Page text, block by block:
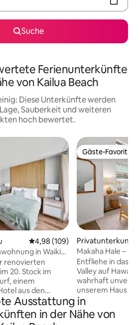
Suche
Ferienunterkünfte
von Kailua Beach
Diese Unterkünfte werden
Sauberkeit und weiteren
hoch bewertet.
Durchschnittliche Bewertung:
4,98 (109)
in Waikiki
renovierten
20. Stock im
einem
aus den
Vintage-
Luxus,
Gäste-Favorit
Gäste-Favorit
Privatunterkunft
Makaha Hale –
Schlafzimmern
Entfliehe in das
Valley auf Hawaii
wahrhaft
unserem Haus
2,5 Bädern.
eingebettet in
geschlossene
Ausstattung in
in der Nähe von